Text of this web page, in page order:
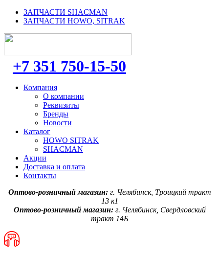
ЗАПЧАСТИ SHACMAN
ЗАПЧАСТИ HOWO, SITRAK
+7 351 750-15-50
Компания
О компании
Реквизиты
Бренды
Новости
Каталог
HOWO SITRAK
SHACMAN
Акции
Доставка и оплата
Контакты
Оптово-розничный магазин: г. Челябинск, Троицкий тракт
13 к1
Оптово-розничный магазин:г. Челябинск, Свердловский
тракт 14Б